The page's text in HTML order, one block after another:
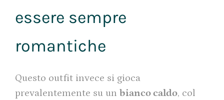
essere sempre
romantiche
Questo outfit invece si gioca
prevalentemente su un bianco caldo, col